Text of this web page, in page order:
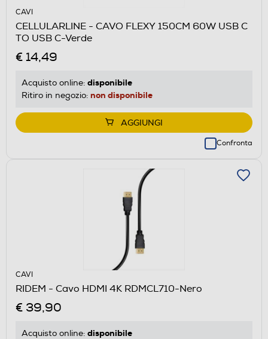
CAVI
CELLULARLINE - CAVO FLEXY 150CM 60W USB C
TO USB C-Verde
€ 14,49
Acquisto online: disponibile
Ritiro in negozio: non disponibile
AGGIUNGI
Confronta
CAVI
RIDEM - Cavo HDMI 4K RDMCL710-Nero
€ 39,90
Acquisto online: disponibile